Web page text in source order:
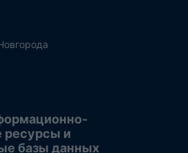
ресурсы и
базы данных